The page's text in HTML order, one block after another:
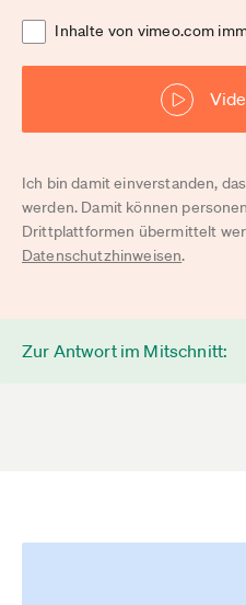
Inhalte von vimeo.com
Ich bin damit einverstanden,
werden. Damit können
Drittplattformen übermittelt
Datenschutzhinweisen.
Zur Antwort im Mitschnitt: